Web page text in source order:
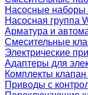
Насосные
Насосная группа
Арматура и
Смесительные
Электрические
Адаптеры для
Комплекты
Приводы с